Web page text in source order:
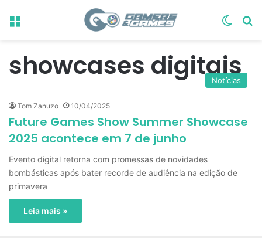
Menu
showcases digitais
Notícias
Tom Zanuzo 10/04/2025
Future Games Show Summer Showcase
2025 acontece em 7 de junho
Evento digital retorna com promessas de novidades
bombásticas após bater recorde de audiência na edição de
primavera
Leia mais »